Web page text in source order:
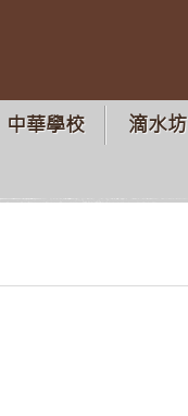
中華學校 滴水坊